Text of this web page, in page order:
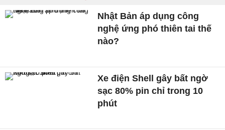
Nhật Bản áp dụng công
nghệ ứng phó thiên tai thế
nào?
Xe điện Shell gây bất ngờ
sạc 80% pin chỉ trong 10
phút